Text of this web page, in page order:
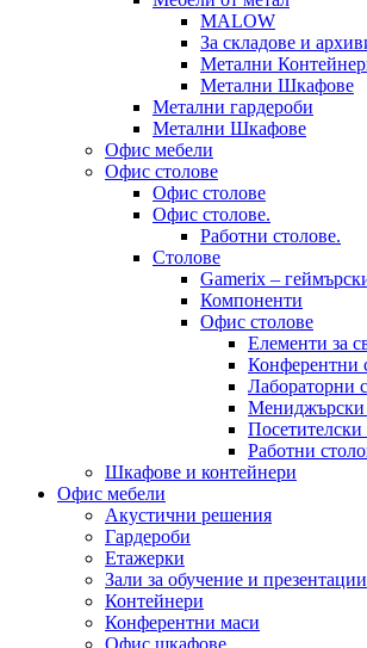
MALOW
За складове и
Метални
Метални Шкафове
Метални гардероби
Метални Шкафове
Офис мебели
Офис столове
Офис столове
Офис столове.
Работни столове.
Столове
Gamerix –
Компоненти
Офис столове
Елементи за
Конферентни
Лабораторни
Мениджърски
Посетителски
Работни
Шкафове и контейнери
Офис мебели
Акустични решения
Гардероби
Етажерки
Зали за обучение и презентации
Контейнери
Конферентни маси
Офис шкафове